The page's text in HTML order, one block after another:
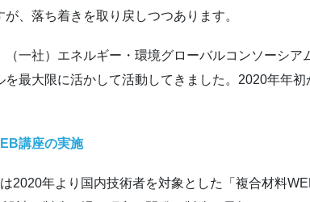
が、落ち着きを取り戻しつつあります。
一社）エネルギー・環境グローバルコンソーシア
を最大限に活かして活動してきました。2020年年
講座の実施
2020年より国内技術者を対象とした「複合材料